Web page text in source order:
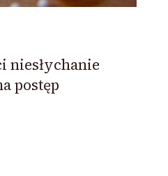
niesłychanie
postęp